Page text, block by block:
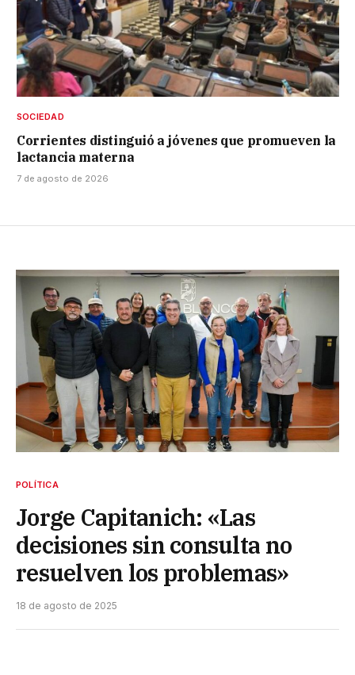
SOCIEDAD
Corrientes distinguió a jóvenes que promueven la
lactancia materna
7 de agosto de 2026
POLÍTICA
Jorge Capitanich: «Las
decisiones sin consulta no
resuelven los problemas»
18 de agosto de 2025